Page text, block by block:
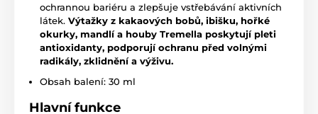
ochrannou bariéru a zlepšuje vstřebávání aktivních
látek. Výtažky z kakaových bobů, ibišku, hořké
okurky, mandlí a houby Tremella poskytují pleti
antioxidanty, podporují ochranu před volnými
radikály, zklidnění a výživu.
Obsah balení: 30 ml
Hlavní funkce